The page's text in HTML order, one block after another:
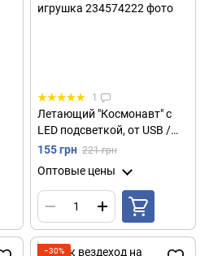
1
Летающий "Космонавт" с
LED подсветкой, от USB /
Левитующий летающий
игрушка
155 грн 221 грн
Оптовые цены
−30%